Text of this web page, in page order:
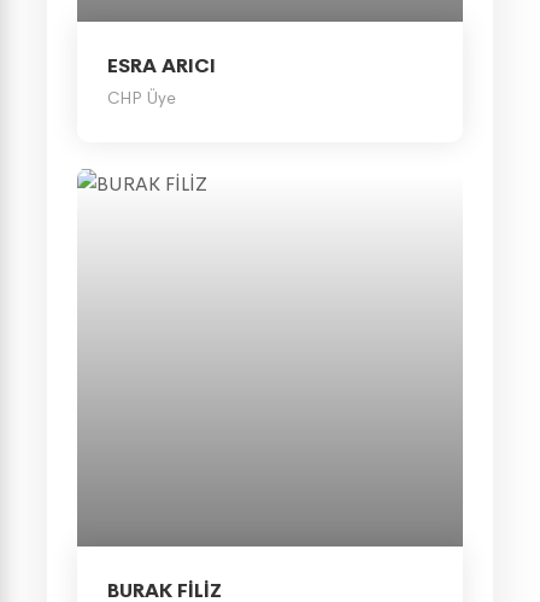
ESRA ARICI
CHP Üye
BURAK FİLİZ